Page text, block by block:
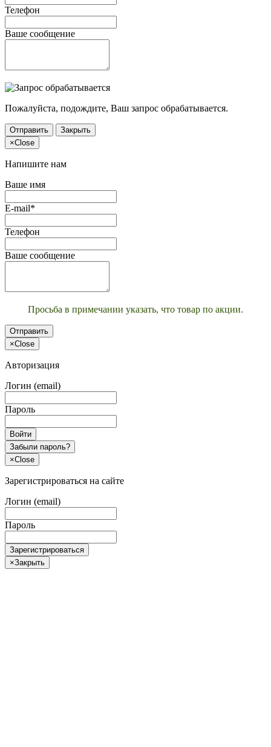
Телефон
Ваше сообщение
Пожалуйста, подождите, Ваш запрос обрабатывается.
Отправить
Закрыть
×Close
Напишите нам
Ваше имя
E-mail*
Телефон
Ваше сообщение
Просьба в примечании указать, что товар по акции.
Отправить
×Close
Авторизация
Логин (email)
Пароль
Войти
Забыли пароль?
×Close
Зарегистрироваться на сайте
Логин (email)
Пароль
Зарегистрироваться
×Закрыть